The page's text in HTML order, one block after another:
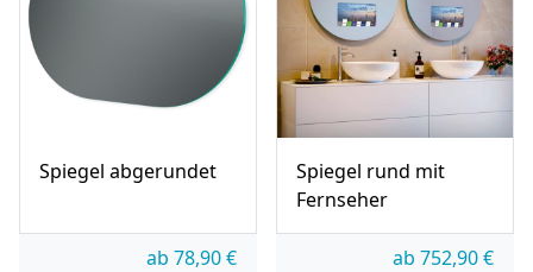
Spiegel abgerundet
ab 78,90€
Spiegel rund mit
Fernseher
ab 752,90€